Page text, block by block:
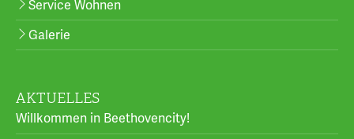
Service Wohnen
Galerie
AKTUELLES
Willkommen in Beethovencity!